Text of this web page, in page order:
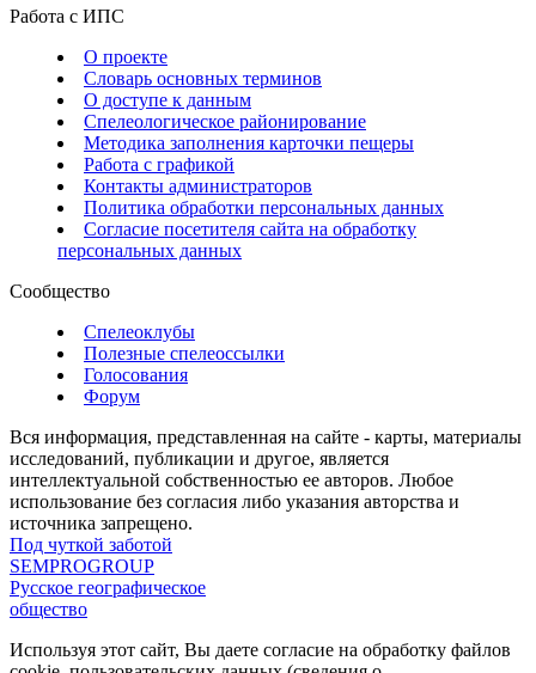
Работа с ИПС
О проекте
Словарь основных терминов
О доступе к данным
Спелеологическое районирование
Методика заполнения карточки пещеры
Работа с графикой
Контакты администраторов
Политика обработки персональных данных
Согласие посетителя сайта на обработку
персональных данных
Сообщество
Спелеоклубы
Полезные спелеоссылки
Голосования
Форум
Вся информация, представленная на сайте - карты, материалы
исследований, публикации и другое, является
интеллектуальной собственностью ее авторов. Любое
использование без согласия либо указания авторства и
источника запрещено.
Под чуткой заботой
SEMPROGROUP
Русское географическое
общество
Используя этот сайт, Вы даете согласие на обработку файлов